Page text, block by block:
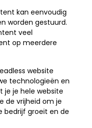
kan eenvoudig
worden gestuurd.
veel
op meerdere
website
technologieën en
je je hele website
de vrijheid om je
bedrijf groeit en de